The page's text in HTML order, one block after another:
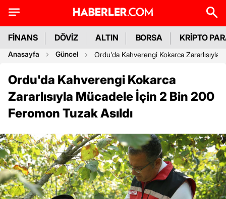
FİNANS DÖVİZ ALTIN BORSA KRİPTO
Anasayfa Güncel Ordu'da Kahverengi Kokarca Zararlısıyla
Ordu'da Kahverengi Kokarca
Zararlısıyla Mücadele İçin 2 Bin 200
Feromon Tuzak Asıldı